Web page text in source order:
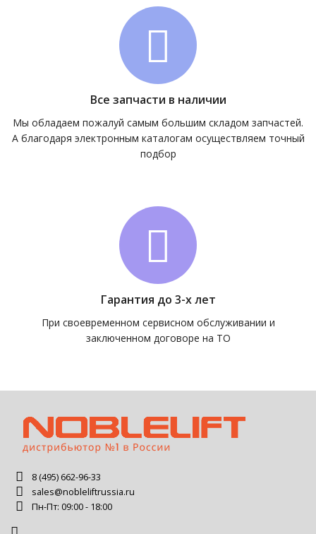
Все запчасти в наличии
Мы обладаем пожалуй самым большим складом запчастей.
А благодаря электронным каталогам осуществляем точный
подбор
Гарантия до 3-х лет
При своевременном сервисном обслуживании и
заключенном договоре на ТО
8 (495) 662-96-33
sales@nobleliftrussia.ru
Пн-Пт: 09:00 - 18:00